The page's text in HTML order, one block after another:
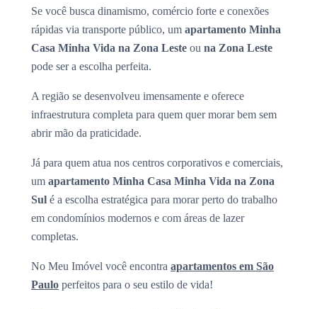
Se você busca dinamismo, comércio forte e conexões
rápidas via transporte público, um apartamento Minha
Casa Minha Vida na Zona Leste ou na Zona Leste
pode ser a escolha perfeita.
A região se desenvolveu imensamente e oferece
infraestrutura completa para quem quer morar bem sem
abrir mão da praticidade.
Já para quem atua nos centros corporativos e comerciais,
um apartamento Minha Casa Minha Vida na Zona
Sul é a escolha estratégica para morar perto do trabalho
em condomínios modernos e com áreas de lazer
completas.
No Meu Imóvel você encontra apartamentos em São
Paulo perfeitos para o seu estilo de vida!